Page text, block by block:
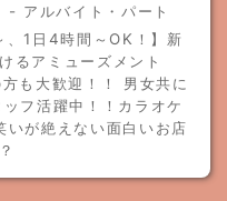
アルバイト・パート
、1日4時間～OK！】新
るアミューズメント
も大歓迎！！ 男女共に
フ活躍中！！カラオケ
いが絶えない面白いお店